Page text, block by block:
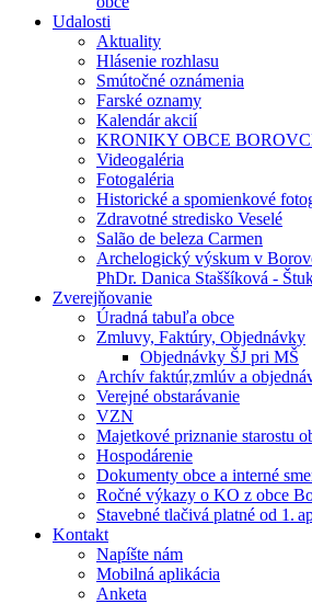
Udalosti
Aktuality
Hlásenie rozhlasu
Smútočné oznámenia
Farské oznamy
Kalendár akcií
KRONIKY OBCE
Videogaléria
Fotogaléria
Historické a spomienkové
Zdravotné stredisko Veselé
Salão de beleza Carmen
Archelogický výskum v
PhDr. Danica Staššíková -
Zverejňovanie
Úradná tabuľa obce
Zmluvy, Faktúry, Objednávky
Objednávky ŠJ pri MŠ
Archív faktúr,zmlúv a
Verejné obstarávanie
VZN
Majetkové priznanie starostu
Hospodárenie
Dokumenty obce a interné
Ročné výkazy o KO z obce
Stavebné tlačivá platné od 1.
Kontakt
Napíšte nám
Mobilná aplikácia
Anketa